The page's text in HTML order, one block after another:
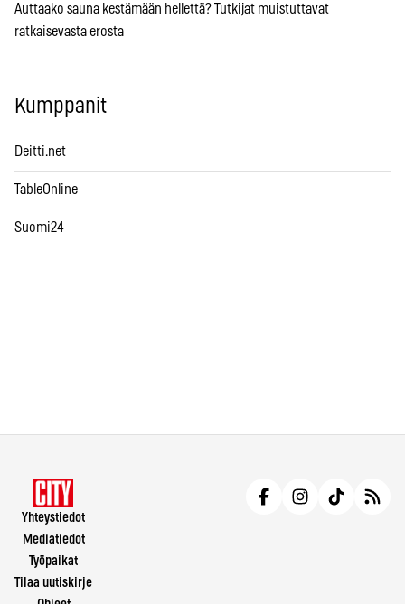
Auttaako sauna kestämään hellettä? Tutkijat muistuttavat
ratkaisevasta erosta
Kumppanit
Deitti.net
TableOnline
Suomi24
Yhteystiedot
Mediatiedot
Työpaikat
Tilaa uutiskirje